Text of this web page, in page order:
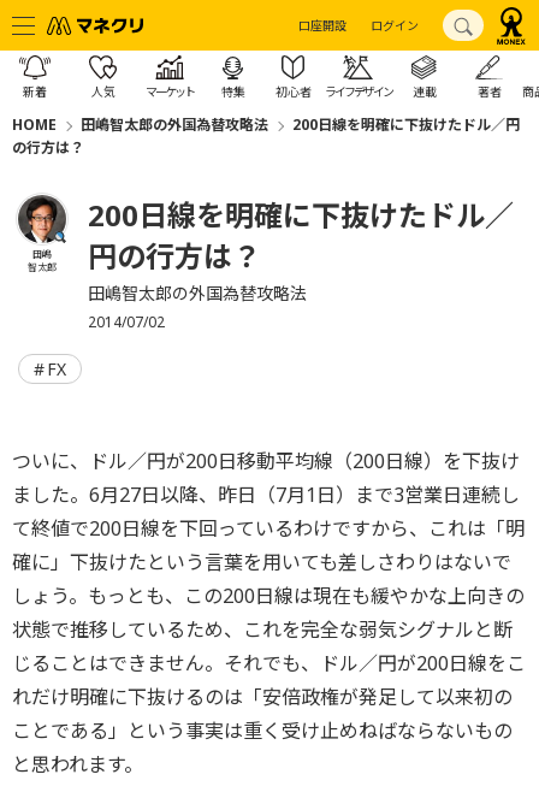
口座開設 ログイン
新着 人気 マーケット 特集 初心者 ライフデザイン 連載 著者 商
HOME 田嶋智太郎の外国為替攻略法
200日線を明確に下抜けたドル／円
の行方は？
田嶋
智太郎
200日線を明確に下抜けたドル／
円の行方は？
田嶋智太郎の外国為替攻略法
2014/07/02
FX
ついに、ドル／円が200日移動平均線（200日線）を下抜け
ました。6月27日以降、昨日（7月1日）まで3営業日連続し
て終値で200日線を下回っているわけですから、これは「明
確に」下抜けたという言葉を用いても差しさわりはないで
しょう。もっとも、この200日線は現在も緩やかな上向きの
状態で推移しているため、これを完全な弱気シグナルと断
じることはできません。それでも、ドル／円が200日線をこ
れだけ明確に下抜けるのは「安倍政権が発足して以来初の
ことである」という事実は重く受け止めねばならないもの
と思われます。